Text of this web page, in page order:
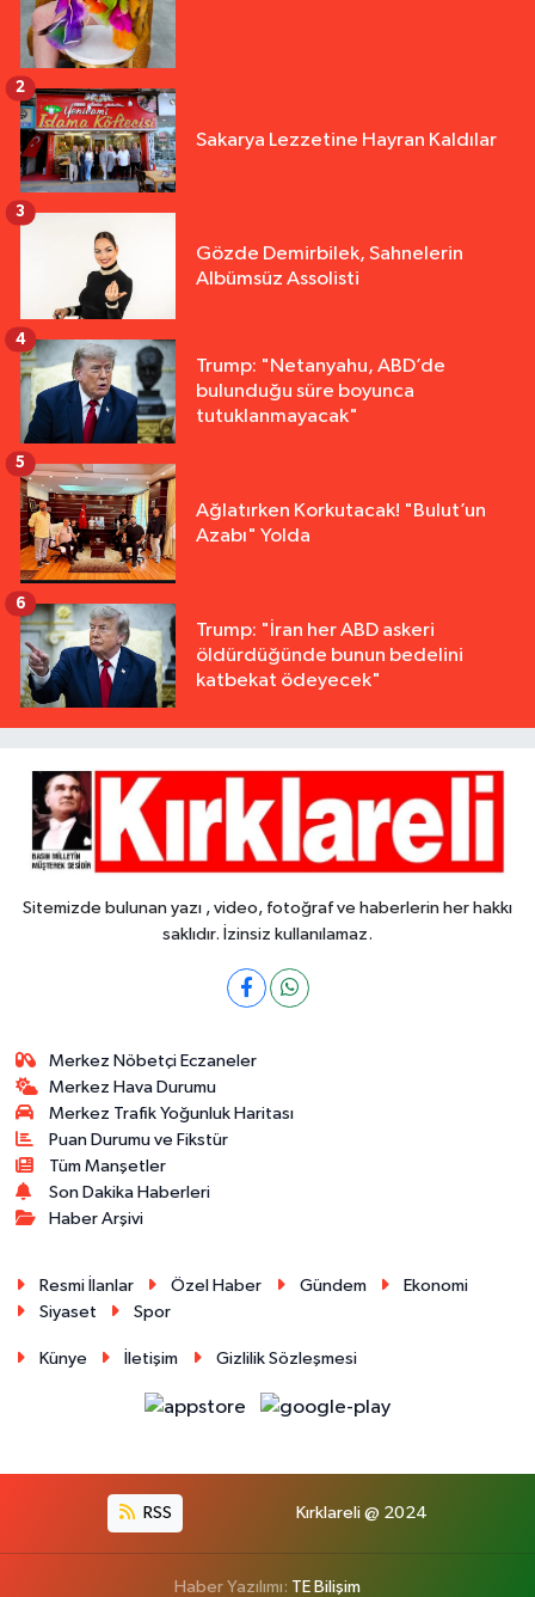
Sakarya Lezzetine Hayran Kaldılar
2
Gözde Demirbilek, Sahnelerin
Albümsüz Assolisti
3
Trump: "Netanyahu, ABD’de
bulunduğu süre boyunca
tutuklanmayacak"
4
Ağlatırken Korkutacak! "Bulut’un
Azabı" Yolda
5
Trump: "İran her ABD askeri
öldürdüğünde bunun bedelini
katbekat ödeyecek"
6
Sitemizde bulunan yazı , video, fotoğraf ve haberlerin her hakkı
saklıdır. İzinsiz kullanılamaz.
Merkez Nöbetçi Eczaneler
Merkez Hava Durumu
Merkez Trafik Yoğunluk Haritası
Puan Durumu ve Fikstür
Tüm Manşetler
Son Dakika Haberleri
Haber Arşivi
Resmi İlanlar Özel Haber Gündem
Ekonomi
Siyaset
Spor
Künye İletişim Gizlilik Sözleşmesi
RSS Kırklareli @ 2024
Haber Yazılımı: TE Bilişim